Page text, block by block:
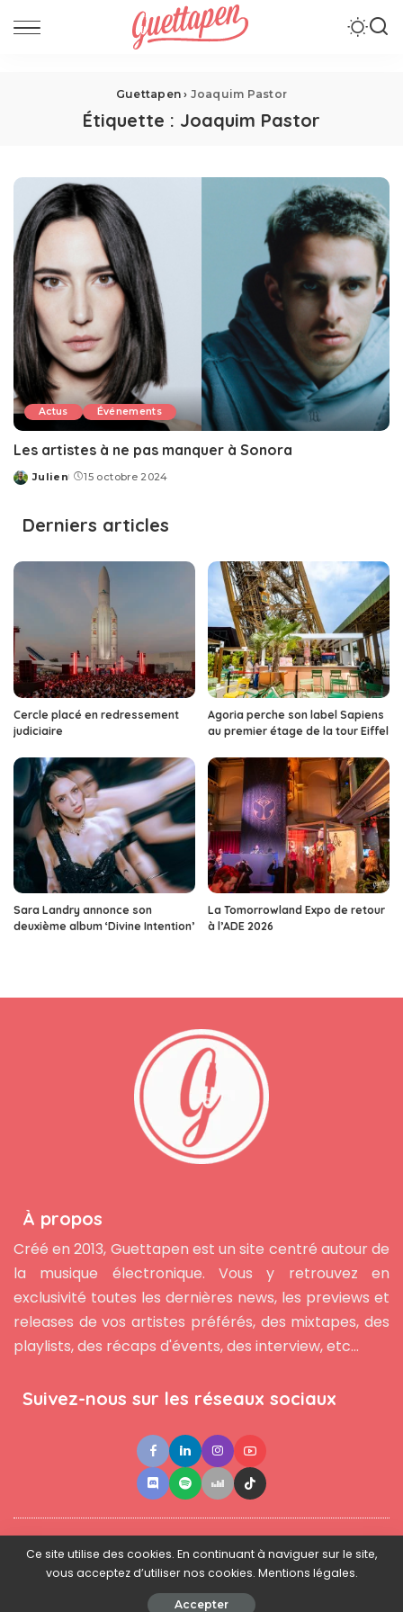
Guettapen › Joaquim Pastor
Étiquette : Joaquim Pastor
Actus Événements
Les artistes à ne pas manquer à Sonora
Posted
Julien 15 octobre 2024
Derniers articles
Cercle placé en redressement
judiciaire
Agoria perche son label Sapiens
au premier étage de la tour Eiffel
Sara Landry annonce son
deuxième album ‘Divine Intention’
La Tomorrowland Expo de retour
à l’ADE 2026
À propos
Créé en 2013, Guettapen est un site centré autour de
la musique électronique. Vous y retrouvez en
exclusivité toutes les dernières news, les previews et
releases de vos artistes préférés, des mixtapes, des
playlists, des récaps d'évents, des interview, etc...
Suivez-nous sur les réseaux sociaux
Contact ●Newsletter ● L'équipe ● Mentions légales
© 2025 - www.guettapen.com - Tous droits réservés.
Ce site utilise des cookies. En continuant à naviguer sur le site,
vous acceptez d’utiliser nos cookies. Mentions légales.
Accepter